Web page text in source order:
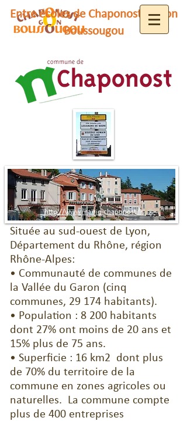
Entre écoles de Chaponost et Gon
Boussougou
http://www.mairie-chaponost.fr
Située au sud-ouest de Lyon,
Département du Rhône, région
Rhône-Alpes:
• Communauté de communes de
la Vallée du Garon (cinq
communes, 29 174 habitants).
• Population : 8 200 habitants
dont 27% ont moins de 20 ans et
15% plus de 75 ans.
• Superficie : 16 km2 dont plus
de 70% du territoire de la
commune en zones agricoles ou
naturelles. La commune compte
plus de 400 entreprises